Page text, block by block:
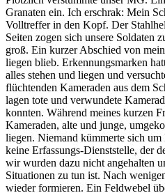
Granaten ein. Ich erschrak: Mein
Volltreffer in den Kopf. Der
Seiten zogen sich unsere Soldaten
groß. Ein kurzer Abschied von
liegen blieb. Erkennungsmarken
alles stehen und liegen und
flüchtenden Kameraden aus dem
lagen tote und verwundete
konnten. Während meines kurzen
Kameraden, alte und junge,
liegen. Niemand kümmerte sich
keine Erfassungs-Dienststelle, der
wir wurden dazu nicht angehalten
Situationen zu tun ist. Nach
wieder formieren. Ein Feldwebel